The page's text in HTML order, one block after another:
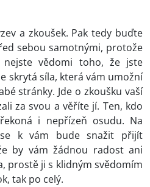
a zkoušek. Pak tedy buďte
sebou samotnými, protože
vědomi toho, že jste
skrytá síla, která vám umožní
stránky. Jde o zkoušku vaší
za svou a věříte jí. Ten, kdo
i nepřízeň osudu. Na
k vám bude snažit přijít
by vám žádnou radost ani
prostě ji s klidným svědomím
tak po celý.